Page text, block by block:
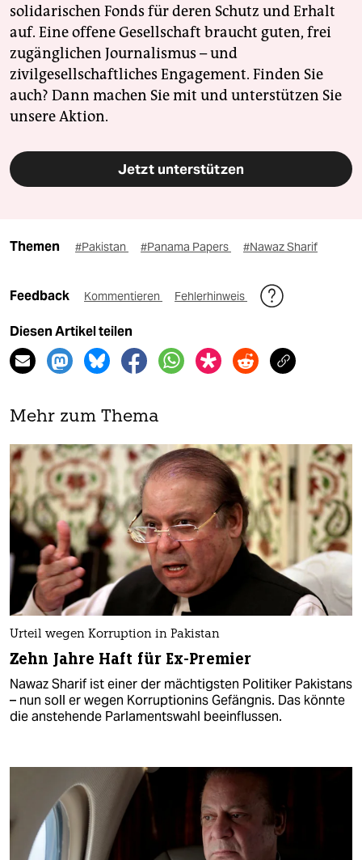
solidarischen Fonds für deren Schutz und Erhalt
auf. Eine offene Gesellschaft braucht guten, frei
zugänglichen Journalismus – und
zivilgesellschaftliches Engagement. Finden Sie
auch? Dann machen Sie mit und unterstützen Sie
unsere Aktion.
Jetzt unterstützen
Themen #Pakistan #Panama Papers #Nawaz Sharif
Feedback Kommentieren Fehlerhinweis
Diesen Artikel teilen
Mehr zum Thema
Urteil wegen Korruption in Pakistan
Zehn Jahre Haft für Ex-Premier
Nawaz Sharif ist einer der mächtigsten Politiker Pakistans
– nun soll er wegen Korruptionins Gefängnis. Das könnte
die anstehende Parlamentswahl beeinflussen.